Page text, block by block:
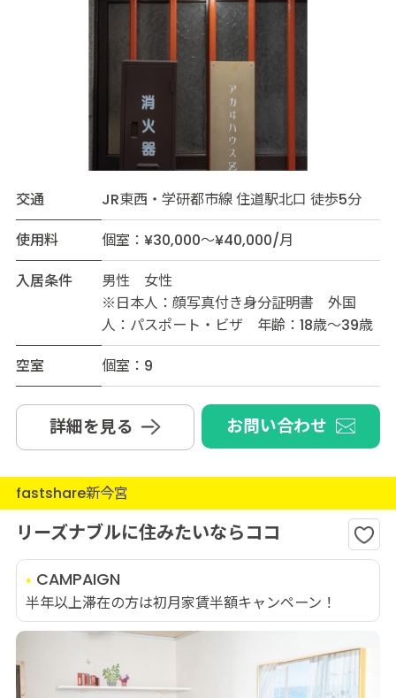
交通
JR東西・学研都市線 住道駅北口 徒歩5分
使用料
個室：¥30,000～¥40,000/月
入居条件
男性 女性
※日本人：顔写真付き身分証明書 外国
人：パスポート・ビザ 年齢：18歳～39歳
空室
個室：9
詳細を見る お問い合わせ
fastshare新今宮
リーズナブルに住みたいならココ
CAMPAIGN
半年以上滞在の方は初月家賃半額キャンペーン！